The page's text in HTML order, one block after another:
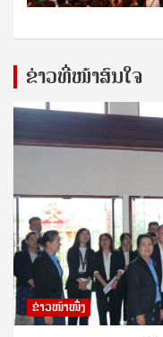
ຂ່າວທີ່ໜ້າສົນໃຈ
ຂ່າວໜ້າໜຶ່ງ